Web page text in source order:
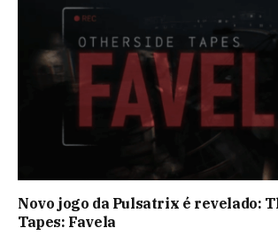
Novo jogo da Pulsatrix é revelado:
Tapes: Favela